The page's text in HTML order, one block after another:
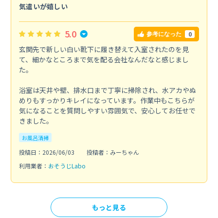
気遣いが嬉しい
5.0 参考になった 0
玄関先で新しい白い靴下に履き替えて入室されたのを見
て、細かなところまで気を配る会社なんだなと感じまし
た。
浴室は天井や壁、排水口まで丁寧に掃除され、水アカやぬ
めりもすっかりキレイになっています。作業中もこちらが
気になることを質問しやすい雰囲気で、安心してお任せで
きました。
お風呂清掃
投稿日：2026/06/03
投稿者：みーちゃん
利用業者： おそうじLabo
もっと見る